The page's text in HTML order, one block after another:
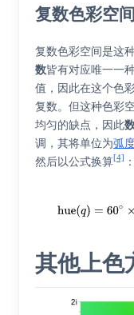
复数色彩空间
复数色彩空间是这
数皆有对应唯一一
值，因此在这个色
复数。但这种色彩
均匀的缺点，因此
调，其将单位为弧
然后以公式换算 [4] ：
其他上色